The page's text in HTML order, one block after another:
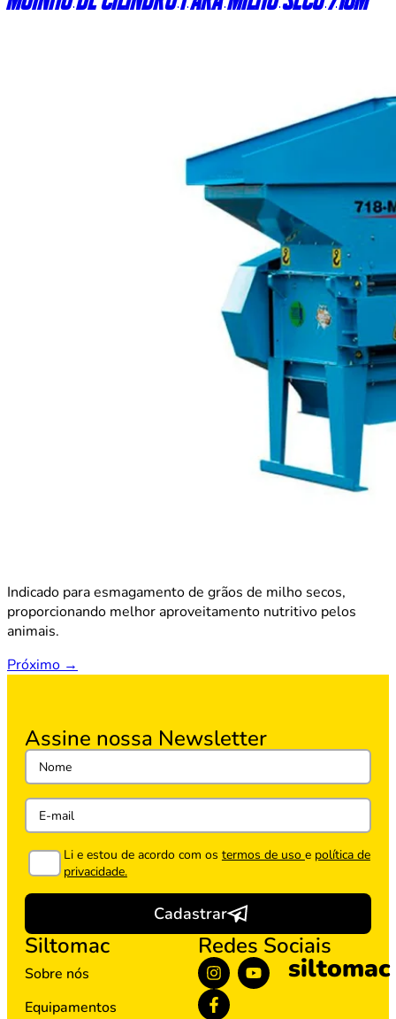
Indicado para esmagamento de grãos de milho secos,
proporcionando melhor aproveitamento nutritivo pelos
animais.
Próximo →
Assine nossa Newsletter
Li e estou de acordo com os termos de uso e política de
privacidade.
Cadastrar
Siltomac
Sobre nós
Equipamentos
Redes Sociais
siltomac